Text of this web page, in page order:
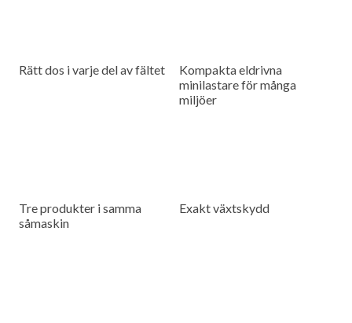
Rätt dos i varje del av fältet
Kompakta eldrivna
minilastare för många
miljöer
Tre produkter i samma
såmaskin
Exakt växtskydd